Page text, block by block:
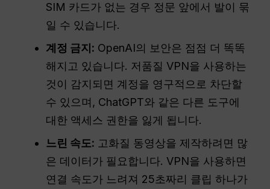
SIM 카드가 없는 경우 정문 앞에서 발이 묶
일 수 있습니다.
계정 금지: OpenAI의 보안은 점점 더 똑똑
해지고 있습니다. 저품질 VPN을 사용하는
것이 감지되면 계정을 영구적으로 차단할
수 있으며, ChatGPT와 같은 다른 도구에
대한 액세스 권한을 잃게 됩니다.
느린 속도: 고화질 동영상을 제작하려면 많
은 데이터가 필요합니다. VPN을 사용하면
연결 속도가 느려져 25초짜리 클립 하나가